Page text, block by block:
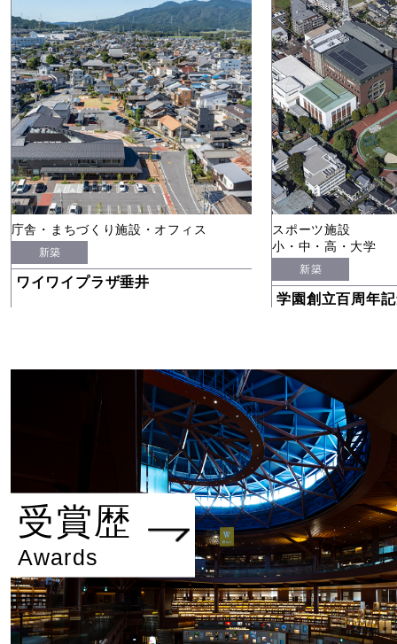
庁舎・まちづくり施設・オフィス
新築
ワイワイプラザ垂井
スポーツ施設
小・中・高・大学
新築
学園創立百周年
受賞歴
Awards